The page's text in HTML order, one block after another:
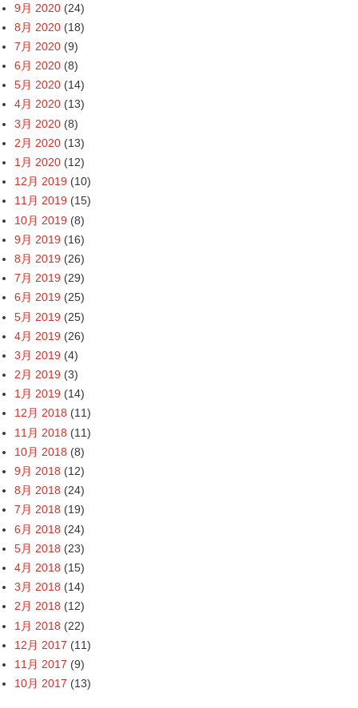
9月 2020 (24)
8月 2020 (18)
7月 2020 (9)
6月 2020 (8)
5月 2020 (14)
4月 2020 (13)
3月 2020 (8)
2月 2020 (13)
1月 2020 (12)
12月 2019 (10)
11月 2019 (15)
10月 2019 (8)
9月 2019 (16)
8月 2019 (26)
7月 2019 (29)
6月 2019 (25)
5月 2019 (25)
4月 2019 (26)
3月 2019 (4)
2月 2019 (3)
1月 2019 (14)
12月 2018 (11)
11月 2018 (11)
10月 2018 (8)
9月 2018 (12)
8月 2018 (24)
7月 2018 (19)
6月 2018 (24)
5月 2018 (23)
4月 2018 (15)
3月 2018 (14)
2月 2018 (12)
1月 2018 (22)
12月 2017 (11)
11月 2017 (9)
10月 2017 (13)